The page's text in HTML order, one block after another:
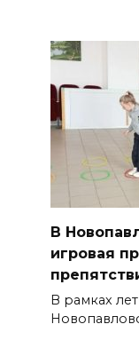
В
игровая
В рамках